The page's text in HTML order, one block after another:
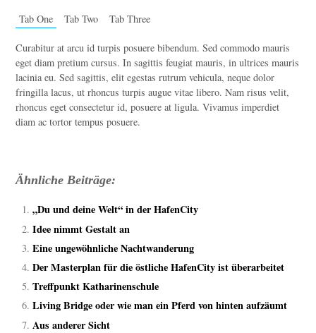
Tab One Tab Two Tab Three
Curabitur at arcu id turpis posuere bibendum. Sed commodo mauris
eget diam pretium cursus. In sagittis feugiat mauris, in ultrices mauris
lacinia eu. Sed sagittis, elit egestas rutrum vehicula, neque dolor
fringilla lacus, ut rhoncus turpis augue vitae libero. Nam risus velit,
rhoncus eget consectetur id, posuere at ligula. Vivamus imperdiet
diam ac tortor tempus posuere.
Ähnliche Beiträge:
„Du und deine Welt“ in der HafenCity
Idee nimmt Gestalt an
Eine ungewöhnliche Nachtwanderung
Der Masterplan für die östliche HafenCity ist überarbeitet
Treffpunkt Katharinenschule
Living Bridge oder wie man ein Pferd von hinten aufzäumt
Aus anderer Sicht